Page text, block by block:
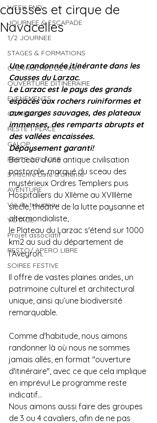
WEEK END
JOURNEE & ESCAPADE
1/2 JOURNEE
STAGES & FORMATIONS
CHEVAUCHEE DE NUIT
OUVERTURE DITINERAIRE
EVENEMENTS
COMPLET !
RESTE 1 PLACE
GALOP
RESTE 2 PLACES
S'inscrire Liste d'attente
AVENTURE
Vie du troupeau
VOYAGE
Projet associatif
RESTO/ APERO LIBRE
SOIREE FESTIVE
causses et cirque de
Navacelles
Une randonnée itinérante dans les
Causses du Larzac.
Le Larzac est le pays des grands
espaces aux rochers ruiniformes et
aux gorges sauvages, des plateaux
immenses, des remparts abrupts et
des vallées encaissées.
Dépaysement garanti!
Berceau d’une antique civilisation
pastorale, marqué du sceau des
mystérieux Ordres Templiers puis
Hospitaliers du XIIème au XVIIIème
siècle, théâtre de la lutte paysanne et
altermondialiste,
le Plateau du Larzac s'étend sur 1000
km2 au sud du département de
l’Aveyron.
Il offre de vastes plaines arides, un
patrimoine culturel et architectural
unique, ainsi qu’une biodiversité
remarquable.
Comme d'habitude, nous aimons
randonner là où nous ne sommes
jamais allés, en format "ouverture
d'itinéraire", avec ce que cela implique
en imprévu! Le programme reste
indicatif...
Nous aimons aussi faire des groupes
de 3 ou 4 cavaliers, afin de ne pas